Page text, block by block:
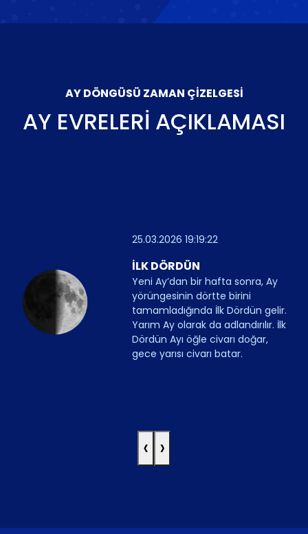
AY DÖNGÜSÜ ZAMAN ÇIZELGESI
AY EVRELERI AÇIKLAMASI
25.03.2026 19:19:22
İLK DÖRDÜN
Yeni Ay’dan bir hafta sonra, Ay
yörüngesinin dörtte birini
tamamladığında İlk Dördün gelir.
Yarım Ay olarak da adlandırılır. İlk
Dördün Ayı öğle civarı doğar,
gece yarısı civarı batar.
‹ ›